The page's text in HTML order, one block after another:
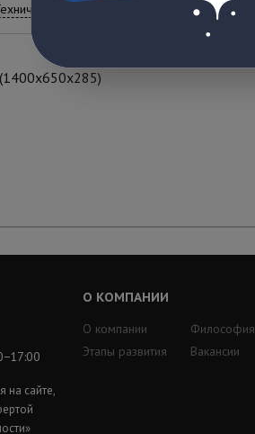
характеристики
на сайте,
О КОМПАНИИ
О компании
Этапы развития
Философия
Вакансии